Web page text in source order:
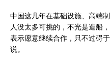
中国这几年在基础设施、高端
人没太多可挑的，不光是造船
表示愿意继续合作，只不过碍
说。